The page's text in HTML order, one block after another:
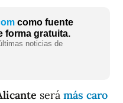
como fuente
forma gratuita.
noticias de
será más caro